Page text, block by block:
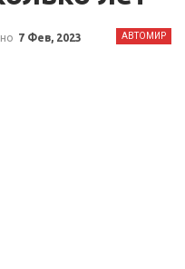
АВТОМИР
7 Фев, 2023